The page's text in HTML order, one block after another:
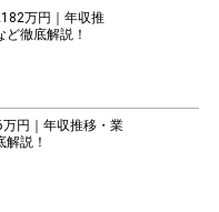
万円｜年収推
徹底解説！
万円｜年収推移・業
説！